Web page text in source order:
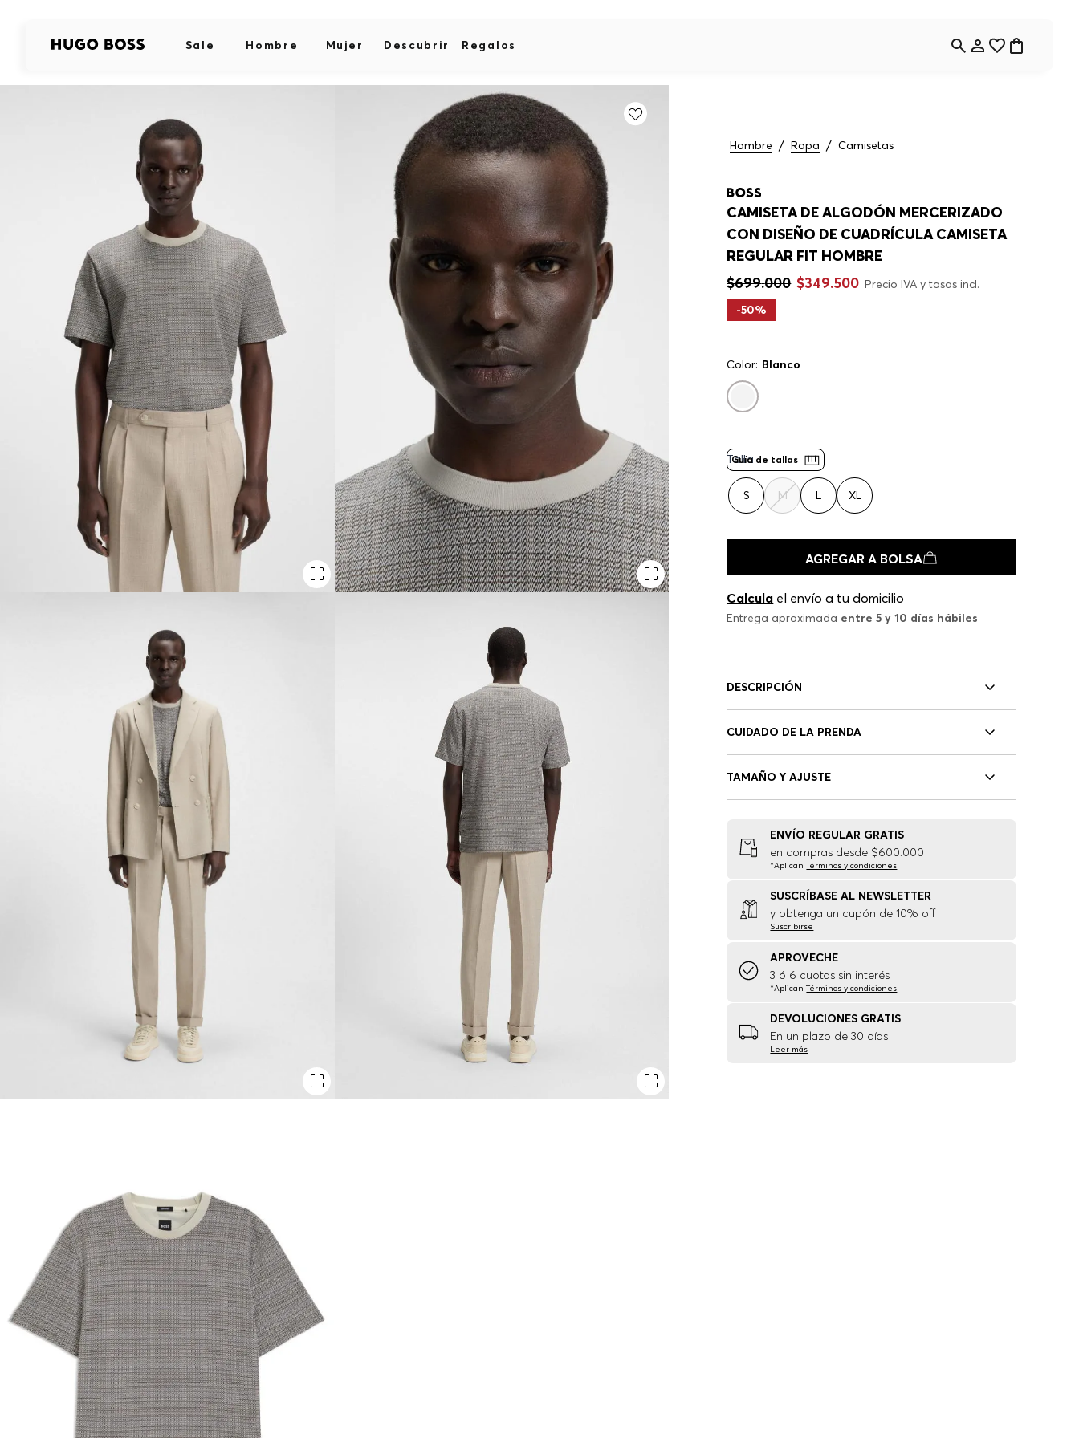
Sale Hombre Mujer Descubrir Regalos
Hombre Ropa Camisetas
CAMISETA DE ALGODÓN MERCERIZADO
CON DISEÑO DE CUADRÍCULA CAMISETA
REGULAR FIT HOMBRE
$699.000 $349.500 Precio IVA y tasas incl.
-50%
Color: Blanco
Guía de tallas
Talla
S M L XL
AGREGAR A BOLSA
Calcula el envío a tu domicilio
Entrega aproximada entre 5 y 10 días hábiles
DESCRIPCIÓN
CUIDADO DE LA PRENDA
TAMAÑO Y AJUSTE
ENVÍO REGULAR GRATIS
en compras desde $600.000
*AplicanTérminos y condiciones
SUSCRÍBASE AL NEWSLETTER
y obtenga un cupón de 10% off
Suscribirse
APROVECHE
3 ó 6 cuotas sin interés
*AplicanTérminos y condiciones
DEVOLUCIONES GRATIS
En un plazo de 30 días
Leer más